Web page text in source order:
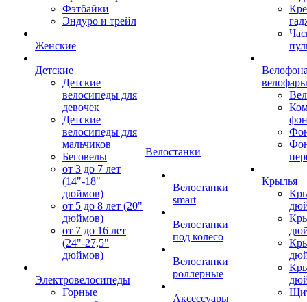
Фэтбайки
Эндуро и трейл
Женские
Детские
Детские
велосипеды для
девочек
Детские
велосипеды для
мальчиков
Беговелы
от 3 до 7 лет
(14"-18"
дюймов)
от 5 до 8 лет (20"
дюймов)
от 7 до 16 лет
(24"-27,5"
дюймов)
Электровелосипеды
Горные
Велостанки
Велостанки
smart
Велостанки
под колесо
Велостанки
роллерные
Аксессуары
велофары
Крылья